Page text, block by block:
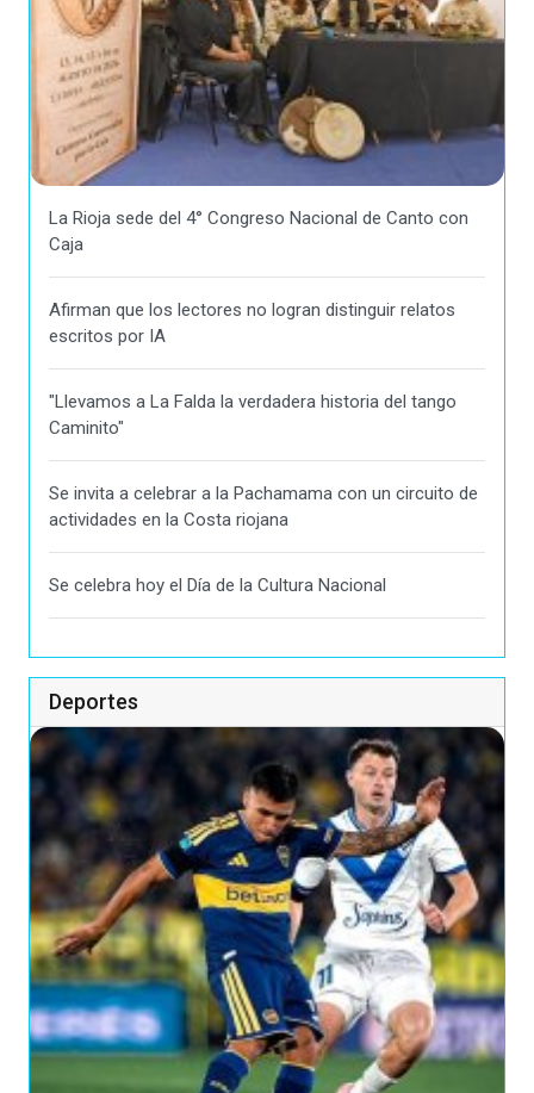
La Rioja sede del 4° Congreso Nacional de Canto con
Caja
Afirman que los lectores no logran distinguir relatos
escritos por IA
"Llevamos a La Falda la verdadera historia del tango
Caminito"
Se invita a celebrar a la Pachamama con un circuito de
actividades en la Costa riojana
Se celebra hoy el Día de la Cultura Nacional
Deportes